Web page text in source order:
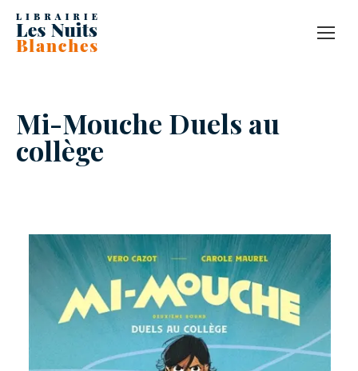
Mi-Mouche Duels au
collège